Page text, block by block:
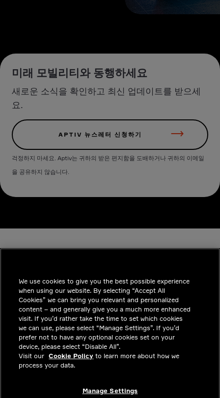
미래 모빌리티와 동행하세요
새로운 소식을 확인하고 최신 업데이트를 받으세
요.
APTIV 뉴스레터 신청하기
걱정하지 마세요. Aptiv는 귀하의 받은 편지함을 도배하거나 귀하의 이메일
을 공유하지 않습니다.
INDUSTRIES
통찰력
솔루션
커리어
투자자
We use cookies to give you the best possible experience
when using our website. By selecting “Accept All
Cookies” we can bring you relevant and personalized
content – and generally give you a much more enhanced
visit. If you’d rather take the time to set which cookies
we can use, please select “Manage Settings”. If you’d
prefer not to have any optional cookies set on your
device, please select “Disable All”.
Visit our Cookie Policy to learn more about how we
process your data.
Manage Settings